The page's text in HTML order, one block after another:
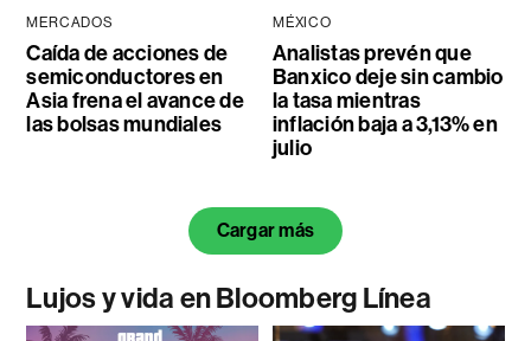
MERCADOS
Caída de acciones de
semiconductores en
Asia frena el avance de
las bolsas mundiales
MÉXICO
Analistas prevén que
Banxico deje sin cambio
la tasa mientras
inflación baja a 3,13% en
julio
Cargar más
Lujos y vida en Bloomberg Línea